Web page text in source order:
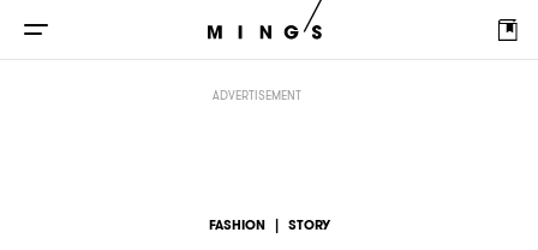
ADVERTISEMENT
FASHION | STORY
TRICOT COMME DES GARÇONS更名為TAO